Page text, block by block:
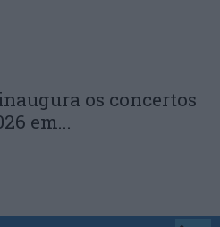
os concertos
em...